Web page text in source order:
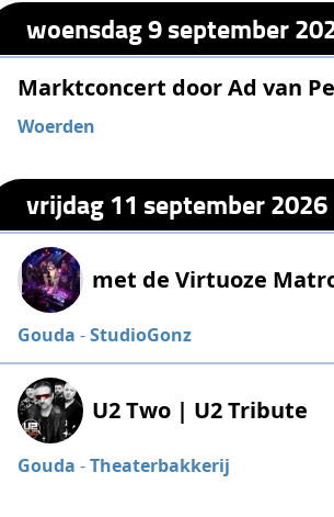
woensdag 9 september
Marktconcert door Ad van
Woerden
vrijdag 11 september 2026
met de Virtuoze
Gouda -StudioGonz
U2 Two | U2 Tribute
Gouda -Theaterbakkerij